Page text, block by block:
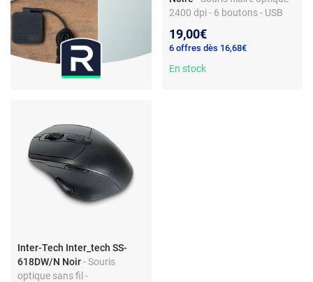
2400 dpi - 6 boutons - USB
19,00€
6 offres dès 16,68€
En stock
Inter-Tech Inter_tech SS-
618DW/N Noir- Souris
optique sans fil -